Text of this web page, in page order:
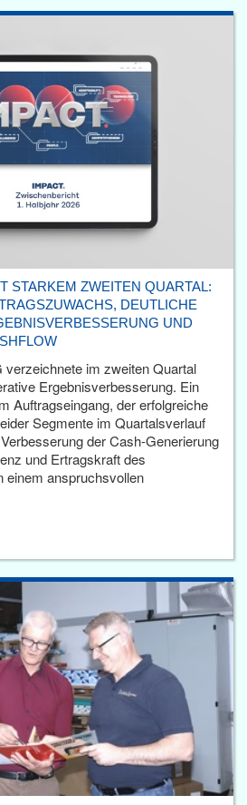
STARKEM ZWEITEN QUARTAL:
DEUTLICHE
UND
verzeichnete im zweiten Quartal
Ergebnisverbesserung. Ein
Auftragseingang, der erfolgreiche
Segmente im Quartalsverlauf
der Cash-Generierung
und Ertragskraft des
einem anspruchsvollen